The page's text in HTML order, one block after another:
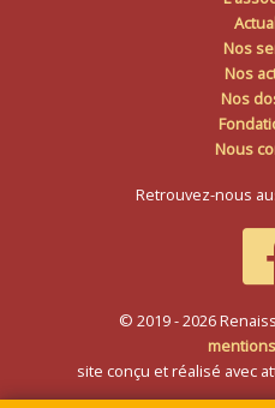
Nos
Nos
Nos
Nous
Retrouvez-nous
© 2019 - 2026
site conçu et réalisé avec